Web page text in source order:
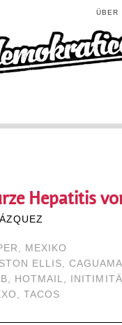
ÜBER
Hepatitis
, MEXIKO
ELLIS,
, HOTMAIL,
,TACOS